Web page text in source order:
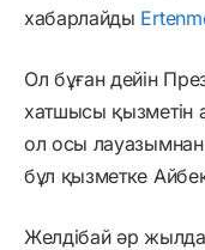
хабарлайды
Ол бұған дейін
хатшысы қызметін
ол осы
бұл қызметке
Желдібай әр